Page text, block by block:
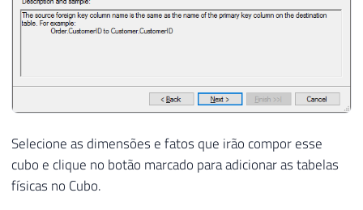
Selecione as dimensões e fatos que irão compor esse
cubo e clique no botão marcado para adicionar as tabelas
físicas no Cubo.